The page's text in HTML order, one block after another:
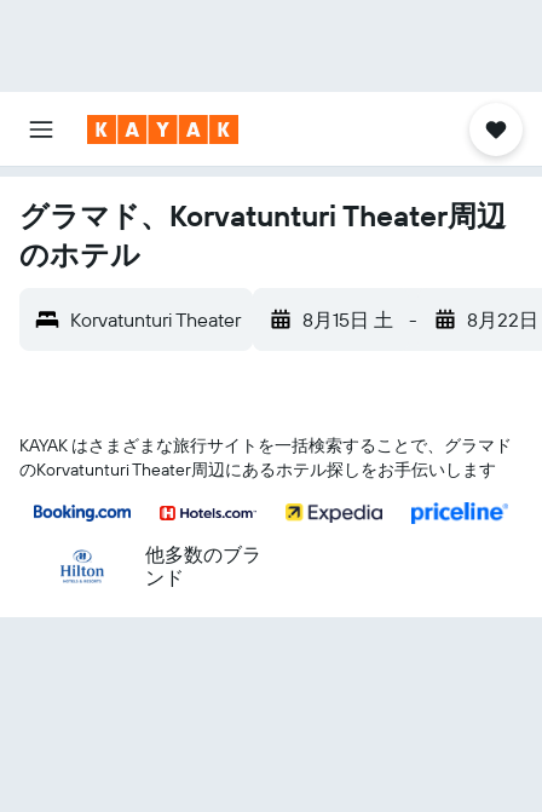
グラマド、Korvatunturi Theater周辺
のホテル
Korvatunturi Theater 8月15日 土 - 8月22
KAYAK はさまざまな旅行サイトを一括検索することで、グラマド​
のKorvatunturi Theater​周辺にあるホテル探しをお手伝いします
他多数のブラ
ンド